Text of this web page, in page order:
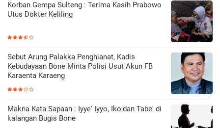
Korban Gempa Sulteng : Terima Kasih Prabowo
Utus Dokter Keliling
Sebut Arung Palakka Penghianat, Kadis
Kebudayaan Bone Minta Polisi Usut Akun FB
Karaenta Karaeng
Makna Kata Sapaan : Iyye' Iyyo, Iko,dan Tabe' di
kalangan Bugis Bone